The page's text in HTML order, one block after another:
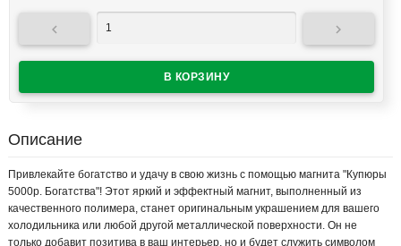
 
Описание
Привлекайте богатство и удачу в свою жизнь с помощью магнита "Купюры
5000р. Богатства"! Этот яркий и эффектный магнит, выполненный из
качественного полимера, станет оригинальным украшением для вашего
холодильника или любой другой металлической поверхности. Он не
только добавит позитива в ваш интерьер, но и будет служить символом